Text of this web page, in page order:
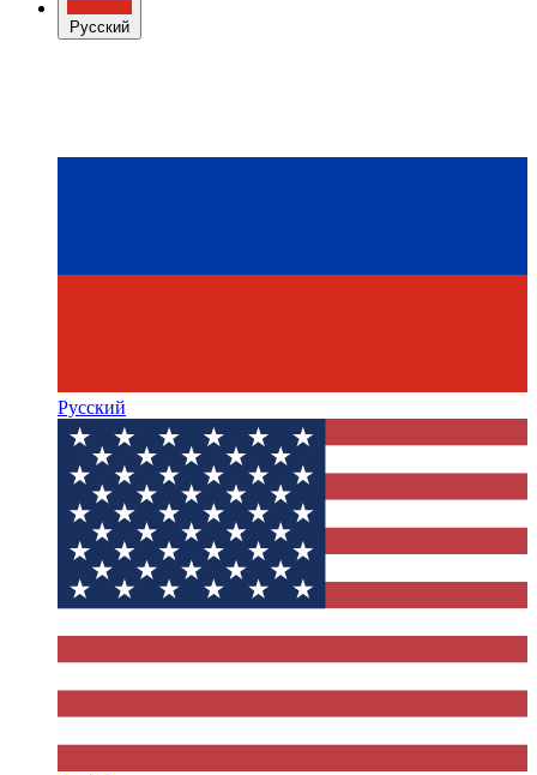
Русский
Русский